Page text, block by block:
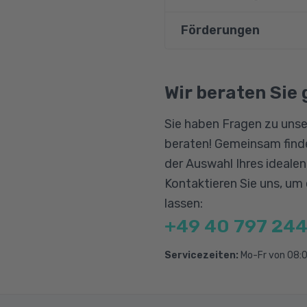
Virtual
Network Traffic
Entra ID und
Governance and
Data Services
Verwalten von
Entwickeln und
Vorausgesetzt
die Dokumentationen,
Zwingend
sowie im Bereich der
Fachinformatiker:in -
jedoch von Vorteil.
Förderungen
Wir beraten Sie
Sie haben Fragen zu
beraten! Gemeinsam
der Auswahl Ihres
Kontaktieren Sie uns,
lassen:
+49 40 797
Servicezeiten: Mo-Fr von